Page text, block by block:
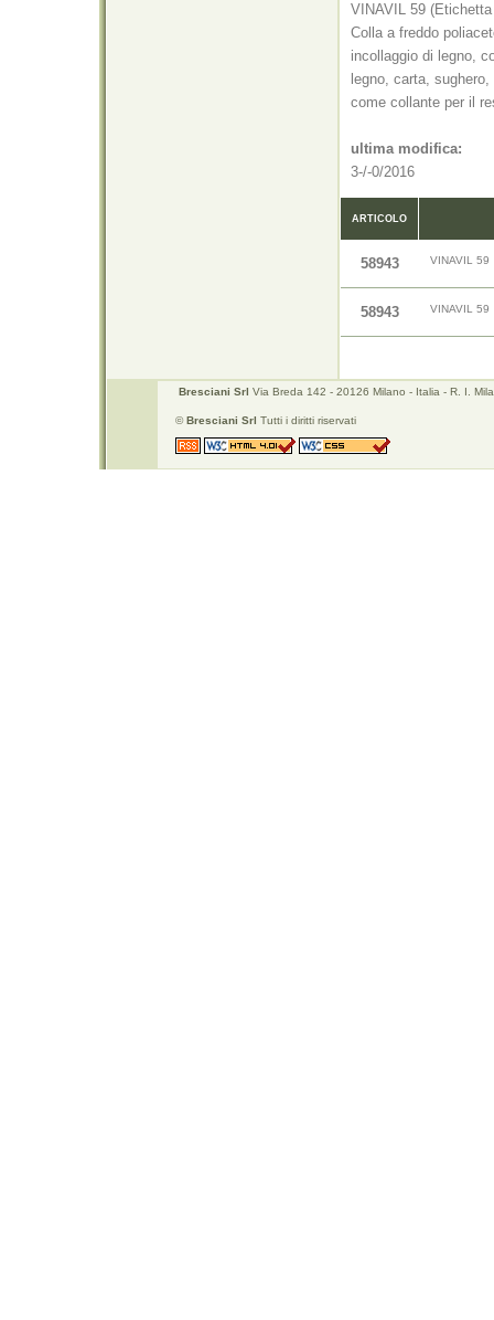
VINAVIL 59
Colla a freddo
incollaggio di legno,
legno, carta,
come collante per il
ultima modifica:
3-/-0/2016
ARTICOLO
58943 VINAVIL 59
58943 VINAVIL 59
Bresciani Srl Via Breda 142 - 20126 Milano - Italia - R. I.
©Bresciani Srl Tutti i diritti riservati